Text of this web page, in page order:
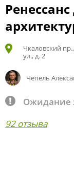
Чкаловский
ул., д. 2
Чепель
Ожидание
92 отзыва